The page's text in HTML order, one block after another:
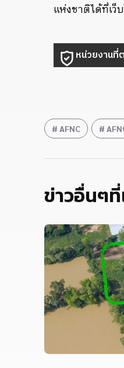
แห่งชาติได้ที่เว็
หน่วยงานที่
AFNC
ข่าวอื่นๆ